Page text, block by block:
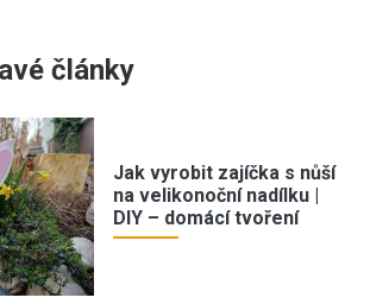
články
Jak vyrobit zajíčka s nůší
na velikonoční nadílku |
DIY – domácí tvoření